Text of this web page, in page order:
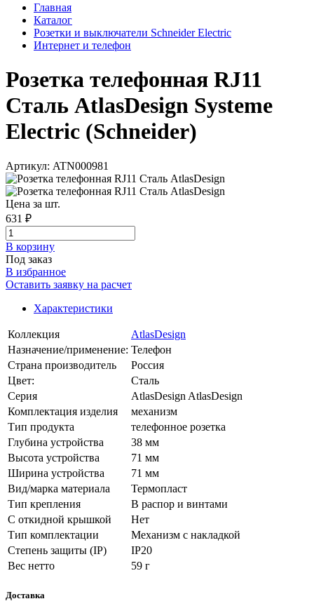
Главная
Каталог
Розетки и выключатели Schneider Electric
Интернет и телефон
Розетка телефонная RJ11
Сталь AtlasDesign Systeme
Electric (Schneider)
Артикул: ATN000981
Цена за шт.
631 ₽
В корзинy
Под заказ
В избранное
Оставить заявку на расчет
Характеристики
Коллекция
AtlasDesign
Назначение/применение: Телефон
Страна производитель
Россия
Цвет:
Сталь
Серия
AtlasDesign AtlasDesign
Комплектация изделия
механизм
Тип продукта
телефонное розетка
Глубина устройства
38 мм
Высота устройства
71 мм
Ширина устройства
71 мм
Вид/марка материала
Термопласт
Тип крепления
В распор и винтами
С откидной крышкой
Нет
Тип комплектации
Механизм с накладкой
Степень защиты (IP)
IP20
Вес нетто
59 г
Доставка